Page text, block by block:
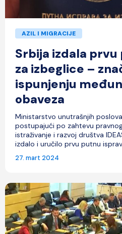
AZIL I MIGRACIJE
Srbija izdala
za izbeglice –
ispunjenju
obaveza
Ministarstvo unutrašnjih
postupajući po zahtevu
istraživanje i razvoj društva
izdalo i uručilo prvu putnu
27. mart 2024